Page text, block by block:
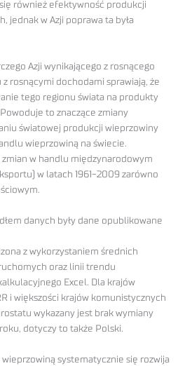
się również efektywność produkcji
jednak w Azji poprawa ta była
Azji wynikającego z rosnącego
z rosnącymi dochodami sprawiają, że
tego regionu świata na produkty
to znaczące zmiany
światowej produkcji wieprzowiny
wieprzowiną na świecie.
zmian w handlu międzynarodowym
w latach 1961-2009 zarówno
danych były dane opublikowane
z wykorzystaniem średnich
oraz linii trendu
Excel. Dla krajów
i większości krajów komunistycznych
wykazany jest brak wymiany
dotyczy to także Polski.
systematycznie się rozwija